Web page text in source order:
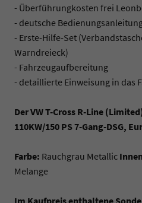
- Überführungkosten frei
- deutsche
- Erste-Hilfe-Set
Warndreieck)
- Fahrzeugaufbereitung
- detaillierte Einweisung in das
Der VW T-Cross R-Line
110KW/150 PS 7-Gang-DSG,
Farbe: Rauchgrau Metallic
Melange